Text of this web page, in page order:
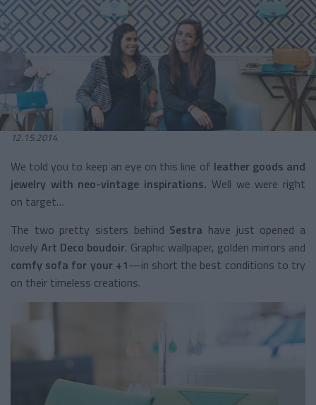
12.15.2014
We told you to keep an eye on this line of leather goods and
jewelry with neo-vintage inspirations. Well we were right
on target…
The two pretty sisters behind Sestra have just opened a
lovelyArt Deco boudoir. Graphic wallpaper, golden mirrors and
comfy sofa for your +1—in short the best conditions to try
on their timeless creations.